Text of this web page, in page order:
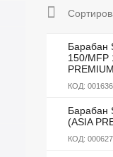
Барабан
150/MFP
КОД:
Барабан
(ASIA
КОД: